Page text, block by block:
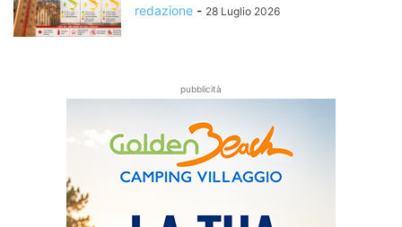
redazione - 28 Luglio 2026
pubblicità